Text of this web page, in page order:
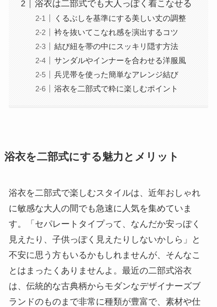
浴衣は二部式でも大人っぽく着こなせる
くるぶしを基準にする美しい丈の調整
衿を抜いてこなれ感を演出するコツ
結び紐を帯の中にスッキリ隠す方法
サンダルやインナーを合わせる洋服風
兵児帯を使った簡単なアレンジ結び
浴衣を二部式で粋に楽しむポイント
浴衣を二部式にする魅力とメリット
浴衣を二部式で楽しむスタイルは、近年おしゃれ
に敏感な大人の間でも急速に人気を集めていま
す。「セパレートタイプって、なんだか安っぽく
見えたり、子供っぽく見えたりしないかしら」と
不安に思う方もいるかもしれませんが、そんなこ
とはまったくありませんよ。最近の二部式浴衣
は、伝統的な古典柄からモダンなデザイナーズブ
ランドのものまで非常に種類が豊富で、素材や仕